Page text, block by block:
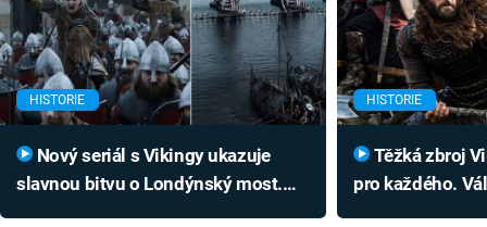
HISTORIE
slavnou bitvu o Londýnský most.
HISTORIE
pro každého.